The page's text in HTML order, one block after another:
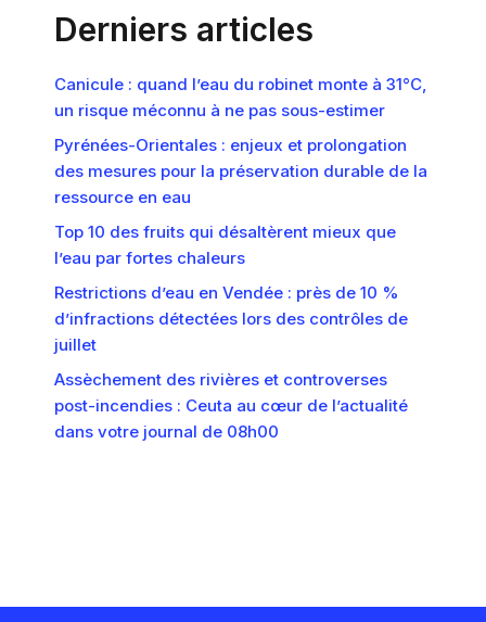
Derniers articles
Canicule : quand l’eau du robinet monte à 31°C,
un risque méconnu à ne pas sous-estimer
Pyrénées-Orientales : enjeux et prolongation
des mesures pour la préservation durable de la
ressource en eau
Top 10 des fruits qui désaltèrent mieux que
l’eau par fortes chaleurs
Restrictions d’eau en Vendée : près de 10 %
d’infractions détectées lors des contrôles de
juillet
Assèchement des rivières et controverses
post-incendies : Ceuta au cœur de l’actualité
dans votre journal de 08h00